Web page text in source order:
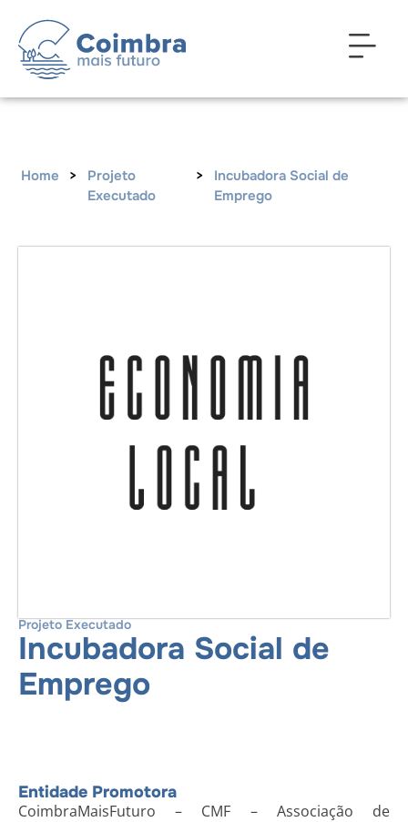
Home >
Projeto
Executado
>
Incubadora Social de
Emprego
Projeto Executado
Incubadora Social de
Emprego
Entidade Promotora
CoimbraMaisFuturo – CMF – Associação de